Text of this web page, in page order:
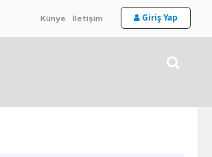
Künye İletişim Giriş Yap